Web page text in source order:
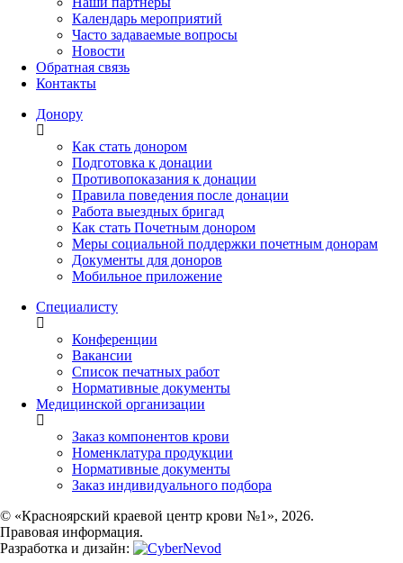
Календарь мероприятий
Часто задаваемые вопросы
Новости
Обратная связь
Контакты
Донору
Как стать донором
Подготовка к донации
Противопоказания к донации
Правила поведения после донации
Работа выездных бригад
Как стать Почетным донором
Меры социальной поддержки почетным донорам
Документы для доноров
Мобильное приложение
Специалисту
Конференции
Вакансии
Список печатных работ
Нормативные документы
Медицинской организации
Заказ компонентов крови
Номенклатура продукции
Нормативные документы
Заказ индивидуального подбора
© «Красноярский краевой центр крови №1», 2026.
Правовая информация.
Разработка и дизайн: